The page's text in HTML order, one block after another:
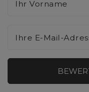
Ihr Vorname
Ihre E-Mail-